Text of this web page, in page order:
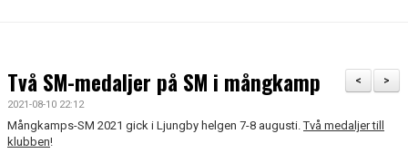
ÅRSMÖTE
ÅRSBERÄTTELSE OCH VERKSAMHETSPLAN
>
<
Två SM-medaljer på SM i mångkamp
2021-08-10 22:12
Mångkamps-SM 2021 gick i Ljungby helgen 7-8 augusti.Två medaljer till
klubben!